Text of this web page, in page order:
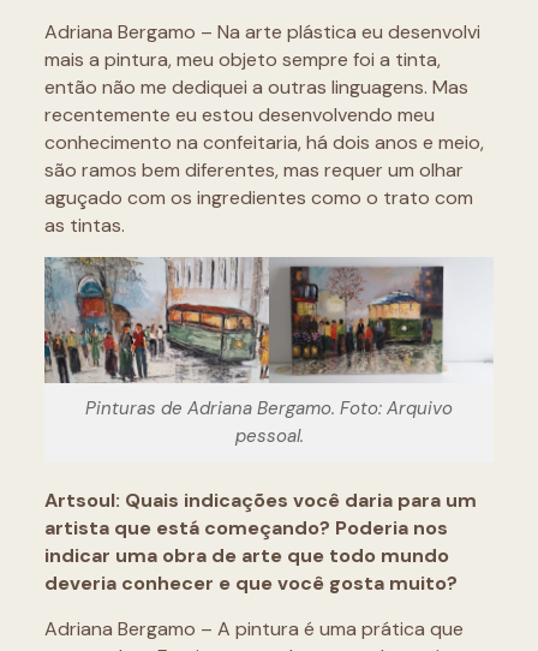
Adriana Bergamo – Na arte plástica eu desenvolvi
mais a pintura, meu objeto sempre foi a tinta,
então não me dediquei a outras linguagens. Mas
recentemente eu estou desenvolvendo meu
conhecimento na confeitaria, há dois anos e meio,
são ramos bem diferentes, mas requer um olhar
aguçado com os ingredientes como o trato com
as tintas.
Pinturas de Adriana Bergamo. Foto: Arquivo
pessoal.
Artsoul: Quais indicações você daria para um
artista que está começando? Poderia nos
indicar uma obra de arte que todo mundo
deveria conhecer e que você gosta muito?
Adriana Bergamo – A pintura é uma prática que